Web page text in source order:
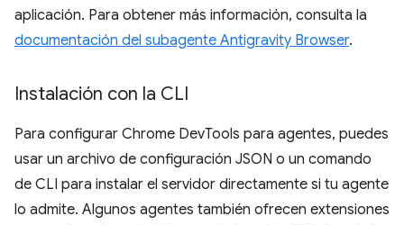
aplicación. Para obtener más información, consulta la
documentación del subagente Antigravity Browser.
Instalación con la CLI
Para configurar Chrome DevTools para agentes, puedes
usar un archivo de configuración JSON o un comando
de CLI para instalar el servidor directamente si tu agente
lo admite. Algunos agentes también ofrecen extensiones